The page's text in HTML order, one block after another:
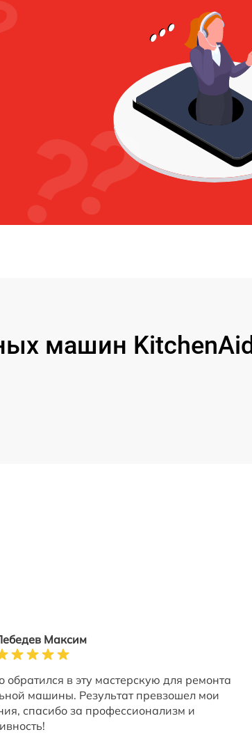
машин KitchenAid
Максим
обратился в эту мастерскую для ремонта
машины. Результат превзошел мои
спасибо за профессионализм и